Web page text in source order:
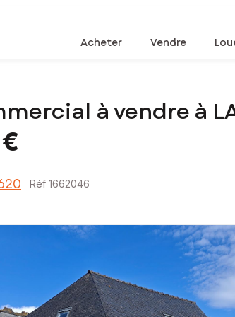
Acheter Vendre
à vendre à
Réf 1662046